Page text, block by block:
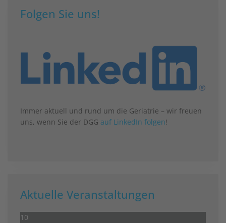
Folgen Sie uns!
Immer aktuell und rund um die Geriatrie – wir freuen
uns, wenn Sie der DGG auf LinkedIn folgen!
Aktuelle Veranstaltungen
10